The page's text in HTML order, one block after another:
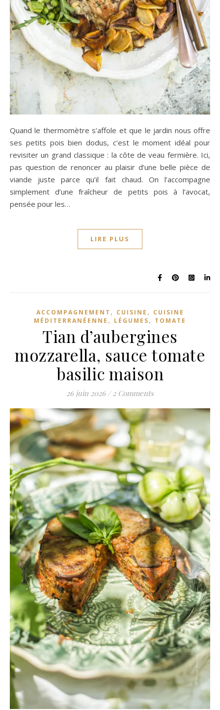
Quand le thermomètre s’affole et que le jardin nous offre
ses petits pois bien dodus, c’est le moment idéal pour
revisiter un grand classique : la côte de veau fermière. Ici,
pas question de renoncer au plaisir d’une belle pièce de
viande juste parce qu’il fait chaud. On l’accompagne
simplement d’une fraîcheur de petits pois à l’avocat,
pensée pour les…
LIRE PLUS
ACCOMPAGNEMENT , CUISINE , CUISINE
MÉDITERRANÉENNE , LÉGUMES, TOMATE
Tian d’aubergines
mozzarella, sauce tomate
basilic maison
26 juin 2026 / 2 Comments